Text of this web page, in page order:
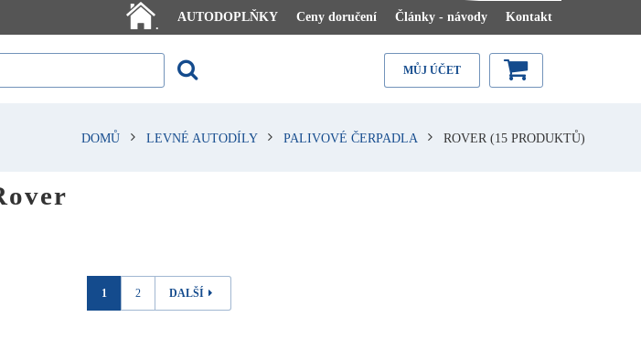
.
AUTODOPLŇKY Ceny doručení Články - návody Kontakt
MŮJ ÚČET
DOMŮ LEVNÉ AUTODÍLY PALIVOVÉ ČERPADLA ROVER (15 PRODUKTŮ)
1 2 DALŠÍ